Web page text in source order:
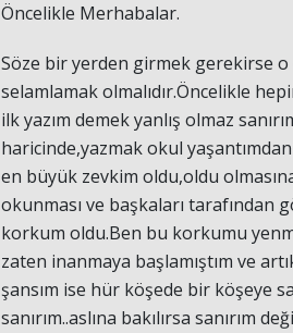
Öncelikle Merhabalar.
Söze bir yerden girmek gerekirse o
selamlamak olmalıdır.Öncelikle
ilk yazım demek yanlış olmaz
haricinde,yazmak okul
en büyük zevkim oldu,oldu
okunması ve başkaları tarafından
korkum oldu.Ben bu korkumu
zaten inanmaya başlamıştım ve
şansım ise hür köşede bir köşeye
sanırım..aslına bakılırsa sanırım